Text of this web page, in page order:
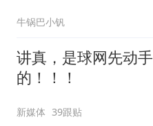
牛锅巴小钒
讲真，是球网先动手
的！！！
新媒体 39跟贴